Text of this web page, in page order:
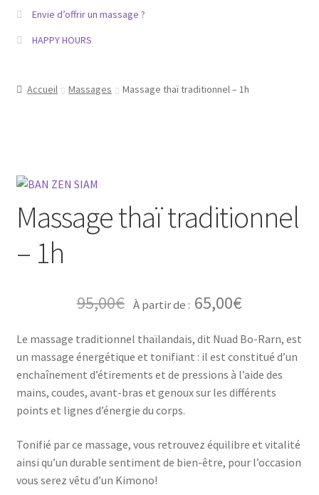
Envie d’offrir un massage ?
HAPPY HOURS
Accueil Massages Massage thaï traditionnel – 1h
Massage thaï traditionnel
– 1h
95,00€ À partir de : 65,00€
Le massage traditionnel thaïlandais, dit Nuad Bo-Rarn, est
un massage énergétique et tonifiant : il est constitué d’un
enchaînement d’étirements et de pressions à l’aide des
mains, coudes, avant-bras et genoux sur les différents
points et lignes d’énergie du corps.
Tonifié par ce massage, vous retrouvez équilibre et vitalité
ainsi qu’un durable sentiment de bien-être, pour l’occasion
vous serez vêtu d’un Kimono!